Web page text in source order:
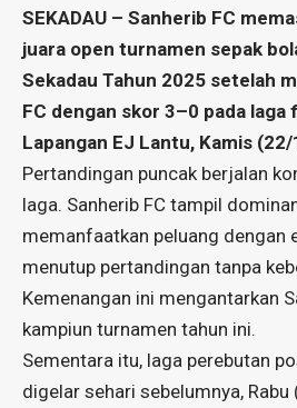
SEKADAU – Sanherib FC
juara open turnamen sepak
Sekadau Tahun 2025 setelah
FC dengan skor 3–0 pada laga
Lapangan EJ Lantu, Kamis
Pertandingan puncak berjalan
laga. Sanherib FC tampil
memanfaatkan peluang dengan
menutup pertandingan tanpa
Kemenangan ini mengantarkan
kampiun turnamen tahun ini.
Sementara itu, laga perebutan
digelar sehari sebelumnya,